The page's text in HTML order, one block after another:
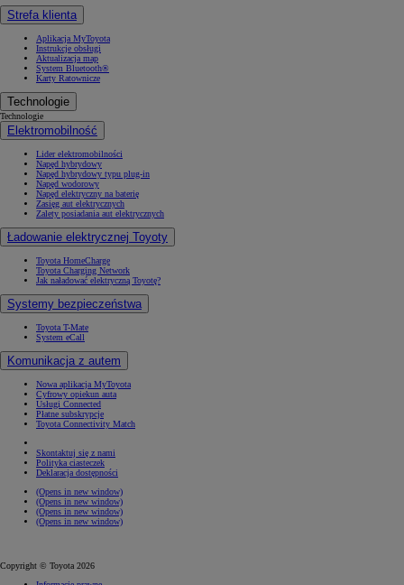
Strefa klienta
Aplikacja MyToyota
Instrukcje obsługi
Aktualizacja map
System Bluetooth®
Karty Ratownicze
Technologie
Technologie
Elektromobilność
Lider elektromobilności
Napęd hybrydowy
Napęd hybrydowy typu plug-in
Napęd wodorowy
Napęd elektryczny na baterię
Zasięg aut elektrycznych
Zalety posiadania aut elektrycznych
Ładowanie elektrycznej Toyoty
Toyota HomeCharge
Toyota Charging Network
Jak naładować elektryczną Toyotę?
Systemy bezpieczeństwa
Toyota T-Mate
System eCall
Komunikacja z autem
Nowa aplikacja MyToyota
Cyfrowy opiekun auta
Usługi Connected
Płatne subskrypcje
Toyota Connectivity Match
Skontaktuj się z nami
Polityka ciasteczek
Deklaracja dostępności
(Opens in new window)
(Opens in new window)
(Opens in new window)
(Opens in new window)
Copyright © Toyota 2026